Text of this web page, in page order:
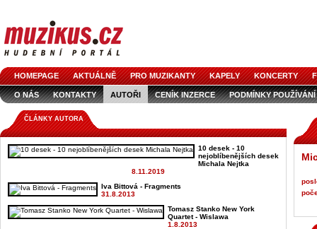
HOMEPAGE AKTUÁLNĚ PRO MUZIKANTY KAPELY KONCERTY
O NÁS KONTAKTY AUTOŘI CENÍK INZERCE PODMÍNKY POUŽÍVÁNÍ
LOGO KE STAŽENÍ
ČLÁNKY AUTORA
10 desek - 10
nejoblíbenějších desek
Michala Nejtka
8.11.2019
Iva Bittová - Fragments
31.8.2013
Tomasz Stanko New York
Quartet - Wislawa
1.8.2013